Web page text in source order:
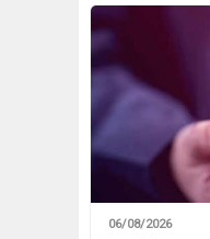
06/08/2026